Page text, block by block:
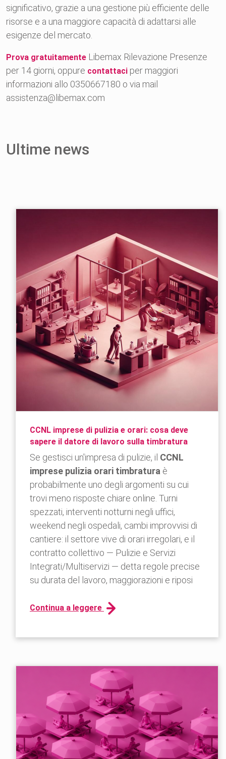
significativo, grazie a una gestione più efficiente delle
risorse e a una maggiore capacità di adattarsi alle
esigenze del mercato.
Prova gratuitamente Libemax Rilevazione Presenze
per 14 giorni, oppure contattaci per maggiori
informazioni allo 0350667180 o via mail
assistenza@libemax.com
Ultime news
CCNL imprese di pulizia e orari: cosa deve
sapere il datore di lavoro sulla timbratura
Se gestisci un'impresa di pulizie, il CCNL
imprese pulizia orari timbratura è
probabilmente uno degli argomenti su cui
trovi meno risposte chiare online. Turni
spezzati, interventi notturni negli uffici,
weekend negli ospedali, cambi improvvisi di
cantiere: il settore vive di orari irregolari, e il
contratto collettivo — Pulizie e Servizi
Integrati/Multiservizi — detta regole precise
su durata del lavoro, maggiorazioni e riposi
Continua a leggere